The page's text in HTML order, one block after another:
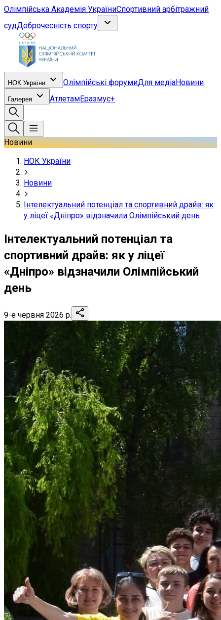
Олімпійська Академія УкраїниСпортивний арбітражний
судДоброчесність спорту
НОК України Олімпійські форумиДля медіаНовини
Галерея АтлетамЕразмус+
Новини
НОК України
Новини
Інтелектуальний потенціал та спортивний драйв: як
у ліцеї «Дніпро» відзначили Олімпійський день
Інтелектуальний потенціал та
спортивний драйв: як у ліцеї
«Дніпро» відзначили Олімпійський
день
9-е червня 2026 р.